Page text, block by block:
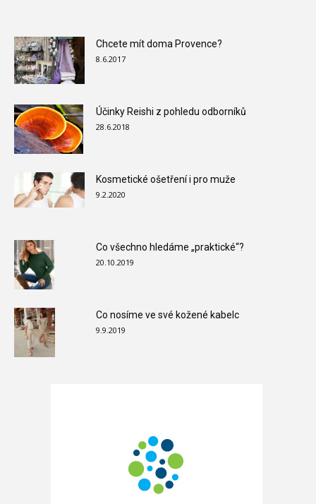
Chcete mít doma Provence?
8.6.2017
Účinky Reishi z pohledu odborníků
28.6.2018
Kosmetické ošetření i pro muže
9.2.2020
Co všechno hledáme „praktické“?
20.10.2019
Co nosíme ve své kožené kabelc
9.9.2019